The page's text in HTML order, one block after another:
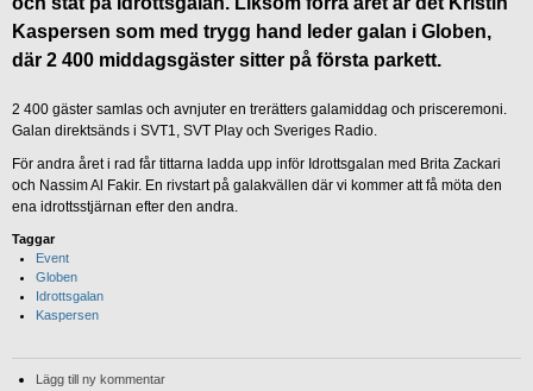
Kaspersen som med trygg hand leder galan i Globen,
där 2 400 middagsgäster sitter på första parkett.
2 400 gäster samlas och avnjuter en trerätters galamiddag och prisceremoni.
Galan direktsänds i SVT1, SVT Play och Sveriges Radio.
För andra året i rad får tittarna ladda upp inför Idrottsgalan med Brita Zackari
och Nassim Al Fakir. En rivstart på galakvällen där vi kommer att få möta den
ena idrottsstjärnan efter den andra.
Taggar
Event
Globen
Idrottsgalan
Kaspersen
Lägg till ny kommentar